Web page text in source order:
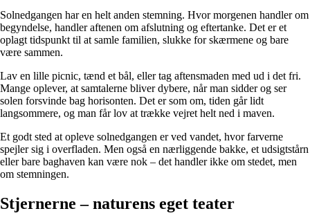
Solnedgangen har en helt anden stemning. Hvor morgenen handler om
begyndelse, handler aftenen om afslutning og eftertanke. Det er et
oplagt tidspunkt til at samle familien, slukke for skærmene og bare
være sammen.
Lav en lille picnic, tænd et bål, eller tag aftensmaden med ud i det fri.
Mange oplever, at samtalerne bliver dybere, når man sidder og ser
solen forsvinde bag horisonten. Det er som om, tiden går lidt
langsommere, og man får lov at trække vejret helt ned i maven.
Et godt sted at opleve solnedgangen er ved vandet, hvor farverne
spejler sig i overfladen. Men også en nærliggende bakke, et udsigtstårn
eller bare baghaven kan være nok – det handler ikke om stedet, men
om stemningen.
Stjernerne – naturens eget teater